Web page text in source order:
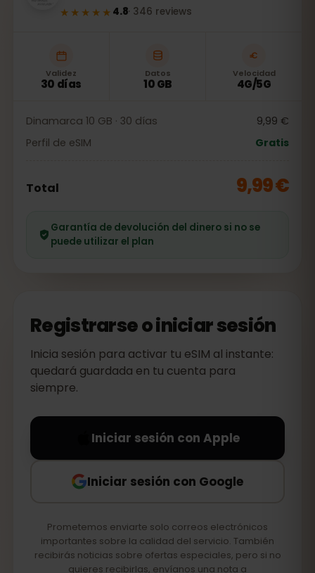
★★★★★ 4.8· 346 reviews
Validez
30 días
Datos
10 GB
Velocidad
4G/5G
Dinamarca 10 GB · 30 días
9,99 €
Perfil de eSIM
Gratis
Total 9,99 €
Garantía de devolución del dinero si no se
puede utilizar el plan
Registrarse o iniciar sesión
Inicia sesión para activar tu eSIM al instante:
quedará guardada en tu cuenta para
siempre.
Iniciar sesión con Apple
Iniciar sesión con Google
Prometemos enviarte solo correos electrónicos
importantes sobre la calidad del servicio. También
recibirás noticias sobre ofertas especiales, pero si no
quieres recibirlas, envíanos una nota a